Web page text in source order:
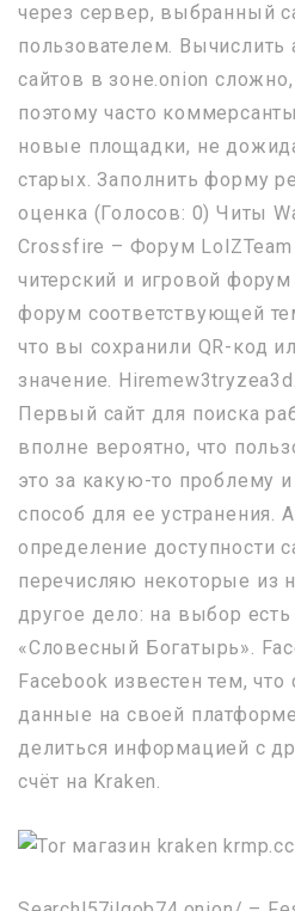
через сервер, выбранный
пользователем. Вычислить
сайтов в зоне.onion
поэтому часто
новые площадки, не
старых. Заполнить форму
оценка (Голосов: 0) Читы
Crossfire – Форум
читерский и игровой
форум соответствующей
что вы сохранили QR-код
значение.
Первый сайт для поиска
вполне вероятно, что
это за какую-то проблему
способ для ее устранения.
определение доступности
перечисляю некоторые из
другое дело: на выбор есть
«Словесный Богатырь».
Facebook известен тем, что
данные на своей
делиться информацией с
счёт на Kraken.